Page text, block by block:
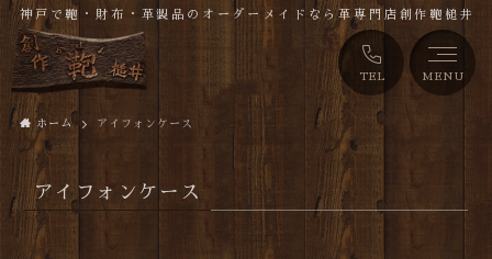
TEL MENU
神戸で鞄・財布・革製品のオーダーメイドなら革専門店創作鞄槌井
ホーム アイフォンケース
アイフォンケース